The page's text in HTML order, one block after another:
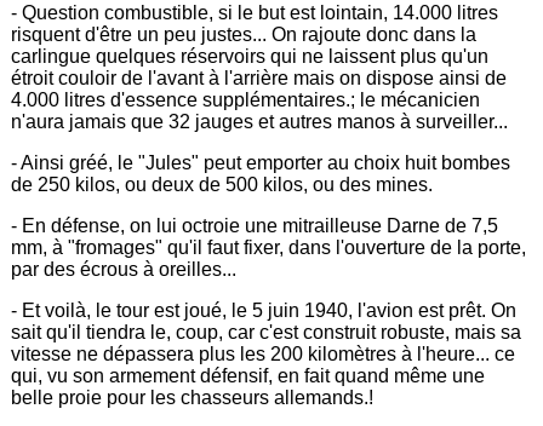
- Question combustible, si le but est lointain, 14.000 litres
risquent d'être un peu justes... On rajoute donc dans la
carlingue quelques réservoirs qui ne laissent plus qu'un
étroit couloir de l'avant à l'arrière mais on dispose ainsi de
4.000 litres d'essence supplémentaires.; le mécanicien
n'aura jamais que 32 jauges et autres manos à surveiller...
- Ainsi gréé, le "Jules" peut emporter au choix huit bombes
de 250 kilos, ou deux de 500 kilos, ou des mines.
- En défense, on lui octroie une mitrailleuse Darne de 7,5
mm, à "fromages" qu'il faut fixer, dans l'ouverture de la porte,
par des écrous à oreilles...
- Et voilà, le tour est joué, le 5 juin 1940, l'avion est prêt. On
sait qu'il tiendra le, coup, car c'est construit robuste, mais sa
vitesse ne dépassera plus les 200 kilomètres à l'heure... ce
qui, vu son armement défensif, en fait quand même une
belle proie pour les chasseurs allemands.!